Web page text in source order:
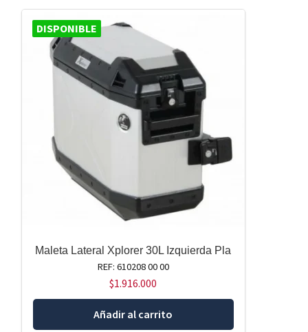
DISPONIBLE
Maleta Lateral Xplorer 30L Izquierda Pla
REF: 610208 00 00
$1.916.000
Añadir al carrito